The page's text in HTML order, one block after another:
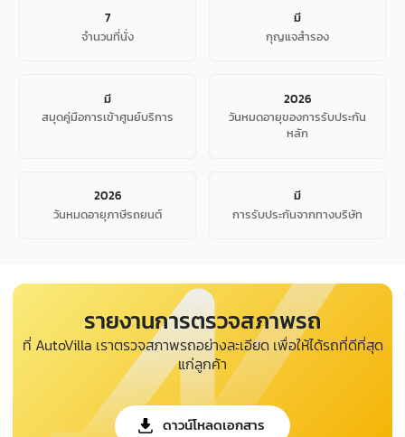
7
จํานวนที่นั่ง
มี
กุญแจสำรอง
มี
สมุดคู่มือการเข้าศูนย์บริการ
2026
วันหมดอายุของการรับประกัน
หลัก
2026
วันหมดอายุภาษีรถยนต์
มี
การรับประกันจากทางบริษัท
รายงานการตรวจสภาพรถ
ที่ AutoVilla เราตรวจสภาพรถอย่างละเอียด เพื่อให้ได้รถที่ดีที่สุด
แก่ลูกค้า
ดาวน์โหลดเอกสาร